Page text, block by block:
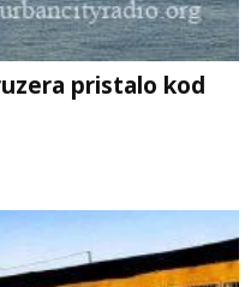
pristalo kod